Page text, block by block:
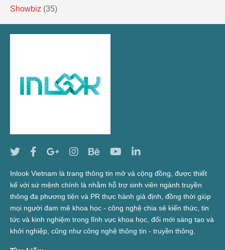
Showbiz (35)
Inlook Vietnam là trang thông tin mở và cộng đồng, được thiết
kế với sứ mệnh chính là nhằm hỗ trợ sinh viên ngành truyền
thông đa phương tiện và PR thực hành giả định, đồng thời giúp
mọi người đam mê khoa học - công nghệ chia sẻ kiến thức, tin
tức và kinh nghiệm trong lĩnh vực khoa học, đổi mới sáng tạo và
khởi nghiệp, cũng như công nghệ thông tin - truyền thông.